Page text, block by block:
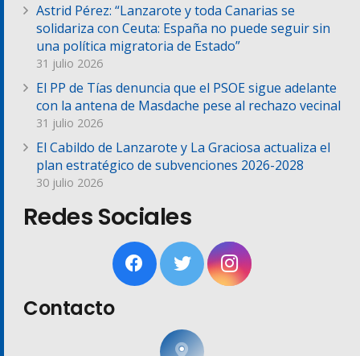
Astrid Pérez: “Lanzarote y toda Canarias se
solidariza con Ceuta: España no puede seguir sin
una política migratoria de Estado”
31 julio 2026
El PP de Tías denuncia que el PSOE sigue adelante
con la antena de Masdache pese al rechazo vecinal
31 julio 2026
El Cabildo de Lanzarote y La Graciosa actualiza el
plan estratégico de subvenciones 2026-2028
30 julio 2026
Redes Sociales
Contacto